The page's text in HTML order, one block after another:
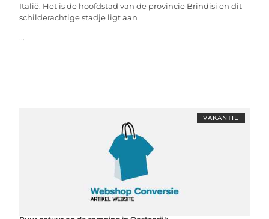
Italië. Het is de hoofdstad van de provincie Brindisi en dit
schilderachtige stadje ligt aan
...
VAKANTIE